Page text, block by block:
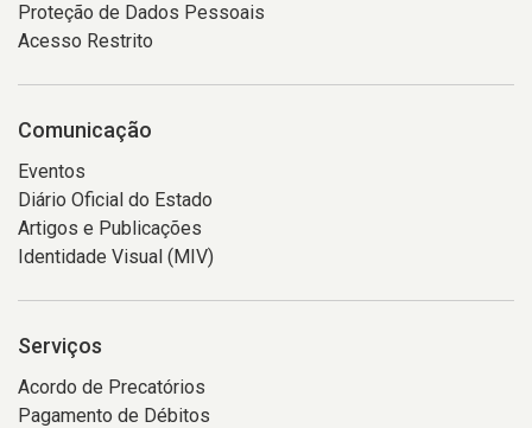
Proteção de Dados Pessoais
Acesso Restrito
Comunicação
Eventos
Diário Oficial do Estado
Artigos e Publicações
Identidade Visual (MIV)
Serviços
Acordo de Precatórios
Pagamento de Débitos